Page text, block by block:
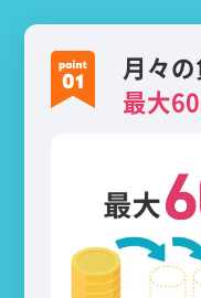
月々
最大